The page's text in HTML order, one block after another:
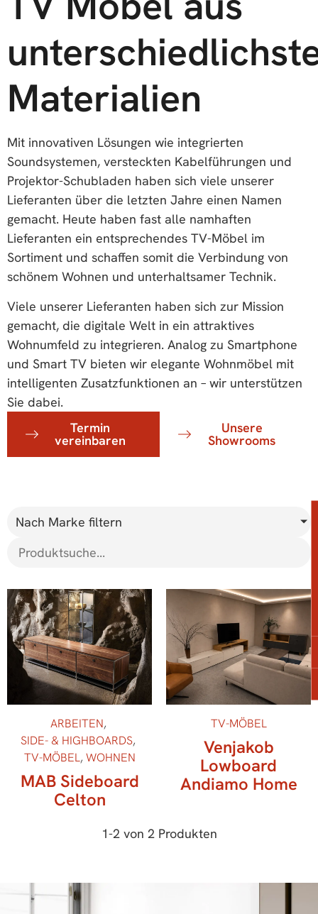
Materialien
Mit innovativen Lösungen wie integrierten
Soundsystemen, versteckten Kabelführungen und
Projektor-Schubladen haben sich viele unserer
Lieferanten über die letzten Jahre einen Namen
gemacht. Heute haben fast alle namhaften
Lieferanten ein entsprechendes TV-Möbel im
Sortiment und schaffen somit die Verbindung von
schönem Wohnen und unterhaltsamer Technik.
Viele unserer Lieferanten haben sich zur Mission
gemacht, die digitale Welt in ein attraktives
Wohnumfeld zu integrieren. Analog zu Smartphone
und Smart TV bieten wir elegante Wohnmöbel mit
intelligenten Zusatzfunktionen an – wir unterstützen
Sie dabei.
Termin
vereinbaren
Unsere
Showrooms
Nach Marke filtern
ARBEITEN,
SIDE- & HIGHBOARDS,
TV-MÖBEL, WOHNEN
MAB Sideboard
Celton
TV-MÖBEL
Venjakob
Lowboard
Andiamo Home
1-2von 2Produkten